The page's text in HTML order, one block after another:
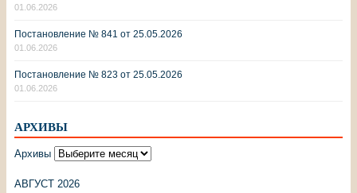
01.06.2026
Постановление № 841 от 25.05.2026
01.06.2026
Постановление № 823 от 25.05.2026
01.06.2026
АРХИВЫ
Архивы
АВГУСТ 2026